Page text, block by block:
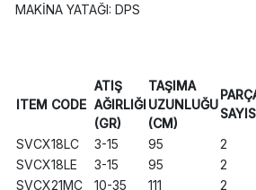
MAKİNA YATAĞI: DPS
ITEM CODE
ATIŞ
AĞIRLIĞI
(GR)
TAŞIMA
UZUNLUĞU
(CM)
SVCX18LC
3-15 95 2
SVCX18LE
3-15 95 2
SVCX21MC
10-35 111 2